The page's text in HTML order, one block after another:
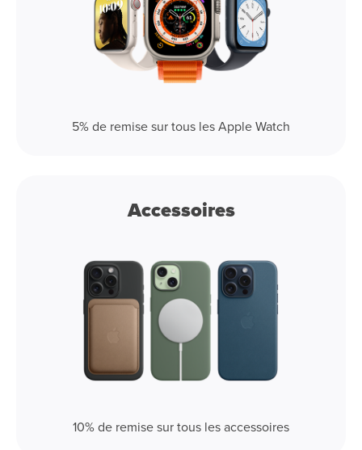
5% de remise sur tous les Apple Watch
Accessoires
10% de remise sur tous les accessoires